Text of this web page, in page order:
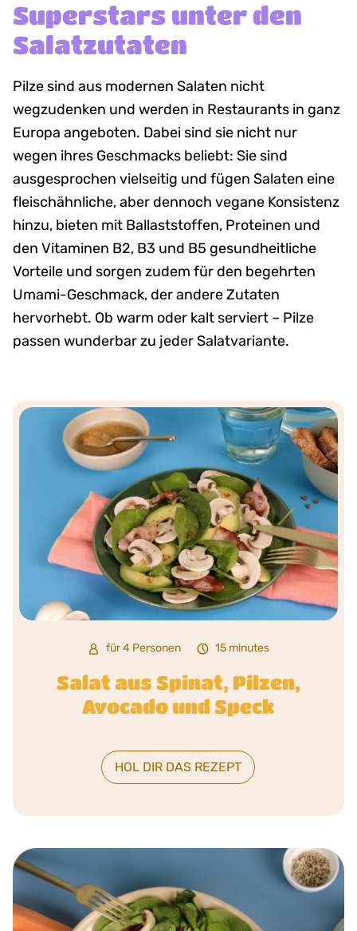
Superstars unter den
Salatzutaten
Pilze sind aus modernen Salaten nicht
wegzudenken und werden in Restaurants in ganz
Europa angeboten. Dabei sind sie nicht nur
wegen ihres Geschmacks beliebt: Sie sind
ausgesprochen vielseitig und fügen Salaten eine
fleischähnliche, aber dennoch vegane Konsistenz
hinzu, bieten mit Ballaststoffen, Proteinen und
den Vitaminen B2, B3 und B5 gesundheitliche
Vorteile und sorgen zudem für den begehrten
Umami-Geschmack, der andere Zutaten
hervorhebt. Ob warm oder kalt serviert – Pilze
passen wunderbar zu jeder Salatvariante.
für 4 Personen 15 minutes
Salat aus Spinat, Pilzen,
Avocado und Speck
HOL DIR DAS REZEPT